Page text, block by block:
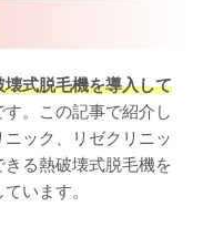
壊式脱毛機を導入して
。この記事で紹介し
ック、リゼクリニッ
る熱破壊式脱毛機を
います。